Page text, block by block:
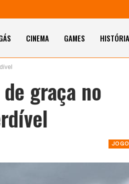
CINEMA GAMES HISTÓRIA
graça no